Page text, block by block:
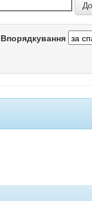
Впорядкування